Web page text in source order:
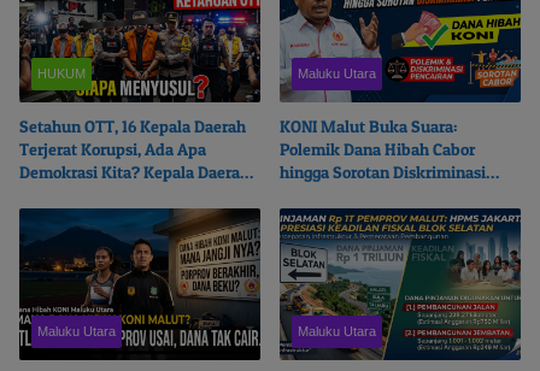
HUKUM
Setahun OTT, 16 Kepala Daerah
Terjerat Korupsi, Ada Apa
Demokrasi Kita? Kepala Daerah
Maluku Utara
KONI Malut Buka Suara:
Polemik Dana Hibah Cabor
hingga Sorotan Diskriminasi
Maluku Utara Maluku Utara